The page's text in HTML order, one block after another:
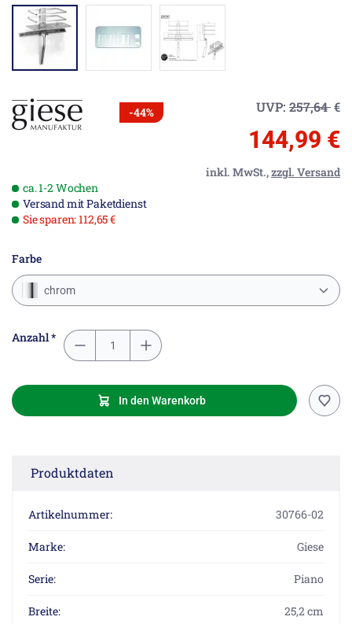
-44% UVP: 257,64€
144,99 €
inkl. MwSt.,zzgl. Versand
ca. 1-2 Wochen
Versand mit Paketdienst
Sie sparen: 112,65 €
Farbe
chrom
Anzahl *
In den Warenkorb
Produktdaten
Artikelnummer: 30766-02
Marke: Giese
Serie: Piano
Breite: 25,2 cm